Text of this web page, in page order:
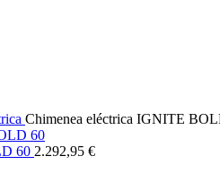
Chimenea eléctrica IGNITE
60 2.292,95 €